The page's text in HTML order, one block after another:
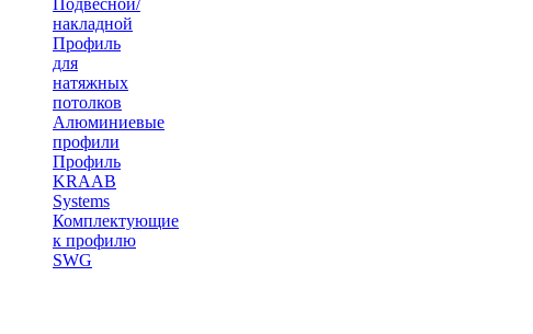
Подвесной/
накладной
Профиль
для
натяжных
потолков
Алюминиевые
профили
Профиль
KRAAB
Systems
Комплектующие
к профилю
SWG